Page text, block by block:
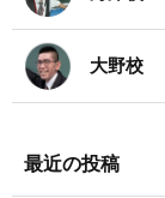
大野校
最近の投稿